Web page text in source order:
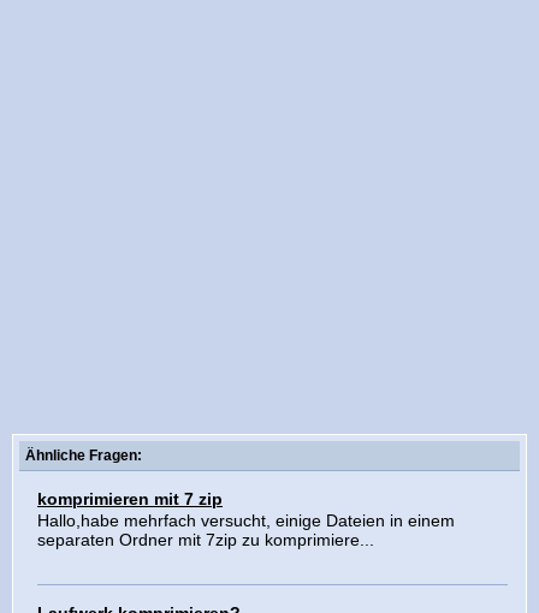
Ähnliche Fragen:
komprimieren mit 7 zip
Hallo,habe mehrfach versucht, einige Dateien in einem
separaten Ordner mit 7zip zu komprimiere...